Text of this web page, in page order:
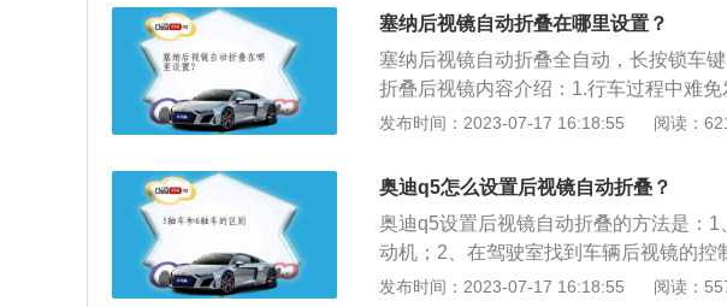
0kw，最大扭矩是320nm。
塞纳后视镜自动折叠在哪里设置？
塞纳后视镜自动折叠全自动，长按锁车
折叠后视镜内容介绍：1.行车过程中难
车辆上宽度最宽零部件，造成相对擦情
缩，提高车子通过性，驾驶员离开车时
缩小停车泊位空间，有效地避免刮蹭。
发布时间：2023-07-17 16:18:55 阅读：
奥迪q5怎么设置后视镜自动折叠？
奥迪q5设置后视镜自动折叠的方法是：
动机；2、在驾驶室找到车辆后视镜的
实现不同功能；4、旋转上面那个按钮，
发布时间：2023-07-17 16:18:55 阅读：